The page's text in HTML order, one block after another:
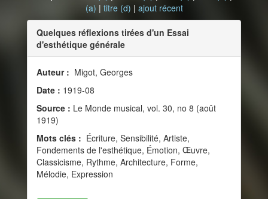
(a) | titre (d) | ajout récent
Quelques réflexions tirées d'un Essai
d'esthétique générale
Auteur : Migot, Georges
Date : 1919-08
Source : Le Monde musical, vol. 30, no 8 (août
1919)
Mots clés : Écriture, Sensibilité, Artiste,
Fondements de l'esthétique, Émotion, Œuvre,
Classicisme, Rythme, Architecture, Forme,
Mélodie, Expression